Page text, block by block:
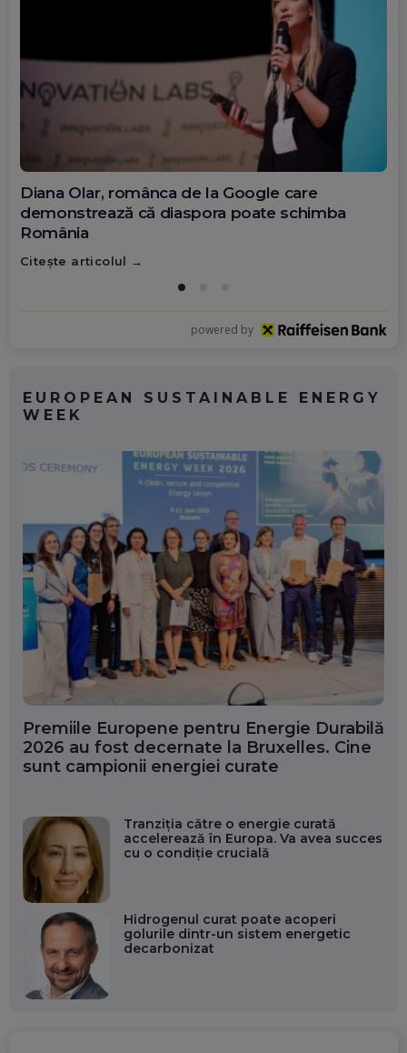
Diana Olar, românca de la Google care
demonstrează că diaspora poate schimba
România
Citește articolul
powered by
EUROPEAN SUSTAINABLE ENERGY
WEEK
Premiile Europene pentru Energie Durabilă
2026 au fost decernate la Bruxelles. Cine
sunt campionii energiei curate
Tranziția către o energie curată
accelerează în Europa. Va avea succes
cu o condiție crucială
Hidrogenul curat poate acoperi
golurile dintr-un sistem energetic
decarbonizat